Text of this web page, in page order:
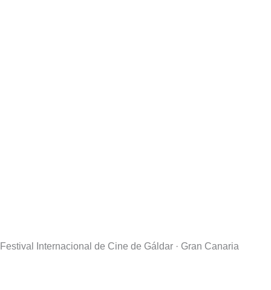
Festival Internacional de Cine de Gáldar · Gran Canaria